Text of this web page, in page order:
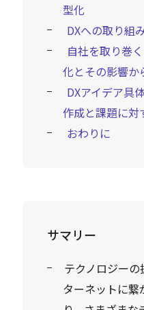
型化
DXへの取り組
自社を取り巻
化とその影響か
DXアイデア具
作成と課題に対
おわりに
サマリー
テクノロジー
ターネットに繋